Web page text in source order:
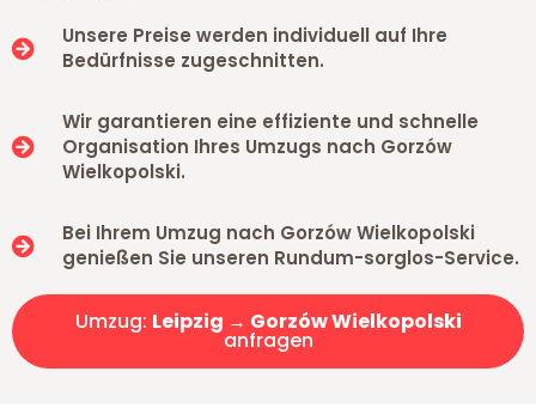
Unsere Preise werden individuell auf Ihre
Bedürfnisse zugeschnitten.
Wir garantieren eine effiziente und schnelle
Organisation Ihres Umzugs nach Gorzów
Wielkopolski.
Bei Ihrem Umzug nach Gorzów Wielkopolski
genießen Sie unseren Rundum-sorglos-Service.
Umzug: Leipzig → Gorzów Wielkopolski
anfragen